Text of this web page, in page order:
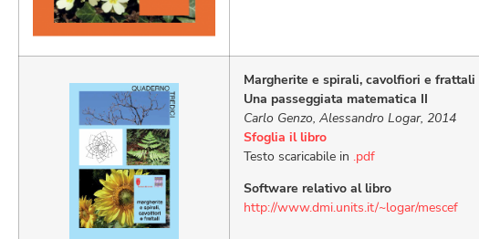
Margherite e spirali, cavolfiori e frattali
Una passeggiata matematica II
Carlo Genzo, Alessandro Logar, 2014
Sfoglia il libro
Testo scaricabile in .pdf
Software relativo al libro
http://www.dmi.units.it/~logar/mescef